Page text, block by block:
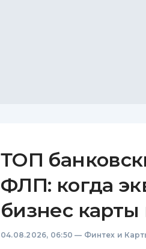
ТОП
ФЛП: когда
бизнес
04.08.2026, 06:50 — Финтех и